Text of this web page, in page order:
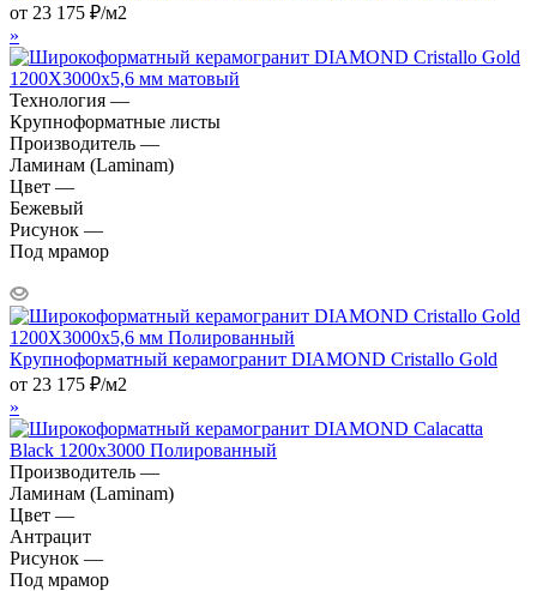
от 23 175 ₽/м2
»
Технология —
Крупноформатные листы
Производитель —
Ламинам (Laminam)
Цвет —
Бежевый
Рисунок —
Под мрамор
Крупноформатный керамогранит DIAMOND Cristallo Gold
от 23 175 ₽/м2
»
Производитель —
Ламинам (Laminam)
Цвет —
Антрацит
Рисунок —
Под мрамор